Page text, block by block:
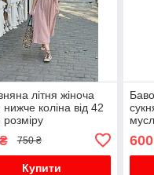
літня жіноча
нижче коліна від 42
750 ₴
Купити
600